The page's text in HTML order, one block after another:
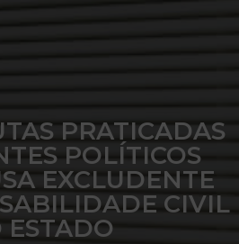
PRATICADAS
POLÍTICOS
EXCLUDENTE
CIVIL
ESTADO